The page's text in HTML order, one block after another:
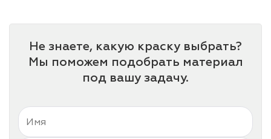
Не знаете, какую краску выбрать?
Мы поможем подобрать материал
под вашу задачу.